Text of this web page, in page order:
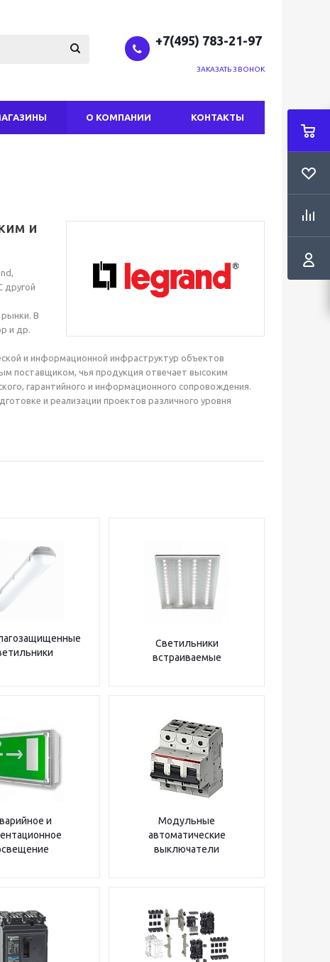
+7(495) 783-21-97
ЗАКАЗАТЬ ЗВОНОК
О КОМПАНИИ КОНТАКТЫ
и
другой
В
и др.
и информационной инфраструктур объектов
поставщиком, чья продукция отвечает высоким
гарантийного и информационного сопровождения.
и реализации проектов различного уровня
Светильники
встраиваемые
и
Модульные
автоматические
выключатели